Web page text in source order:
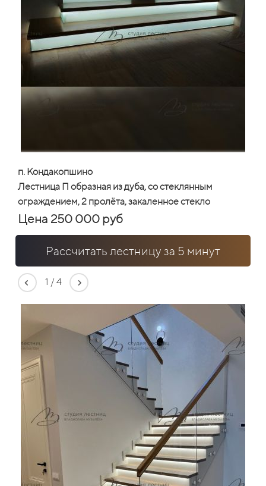
п. Кондакопшино
Лестница П образная из дуба, со стеклянным
ограждением, 2 пролёта, закаленное стекло
Цена 250 000 руб
Рассчитать лестницу за 5 минут
1 / 4